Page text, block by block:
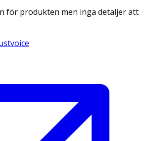
för produkten men inga detaljer att